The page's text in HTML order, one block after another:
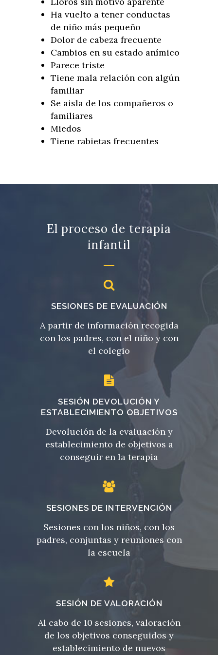
Ha vuelto a tener conductas
de niño más pequeño
Dolor de cabeza frecuente
Cambios en su estado anímico
Parece triste
Tiene mala relación con algún
familiar
Se aisla de los compañeros o
familiares
Miedos
Tiene rabietas frecuentes
El proceso de terapia
infantil
SESIONES DE EVALUACIÓN
A partir de información recogida
con los padres, con el niño y con
el colegio
SESIÓN DEVOLUCIÓN Y
ESTABLECIMIENTO OBJETIVOS
Devolución de la evaluación y
establecimiento de objetivos a
conseguir en la terapia
SESIONES DE INTERVENCIÓN
Sesiones con los niños, con los
padres, conjuntas y reuniones con
la escuela
SESIÓN DE VALORACIÓN
Al cabo de 10 sesiones, valoración
de los objetivos conseguidos y
establecimiento de nuevos